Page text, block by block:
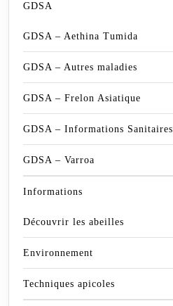
GDSA
GDSA – Aethina Tumida
GDSA – Autres maladies
GDSA – Frelon Asiatique
GDSA – Informations Sanitaires
GDSA – Varroa
Informations
Découvrir les abeilles
Environnement
Techniques apicoles